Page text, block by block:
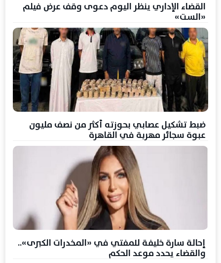
القضاء الإداري ينظر اليوم دعوى وقف عرض فيلم
«الست»
ضبط تشكيل عصابي بحوزته أكثر من نصف مليون
عبوة سجائر مهربة في القاهرة
إحالة سارة خليفة للمفتي في «المخدرات الكبرى»..
والقضاء يحدد موعد الحكم